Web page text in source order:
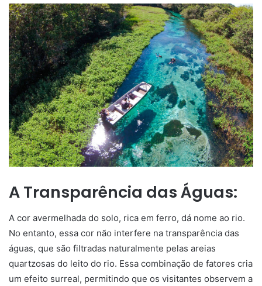
A Transparência das Águas:
A cor avermelhada do solo, rica em ferro, dá nome ao rio.
No entanto, essa cor não interfere na transparência das
águas, que são filtradas naturalmente pelas areias
quartzosas do leito do rio. Essa combinação de fatores cria
um efeito surreal, permitindo que os visitantes observem a